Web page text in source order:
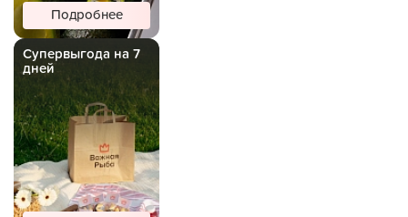
Подробнее
Супервыгода на 7
дней